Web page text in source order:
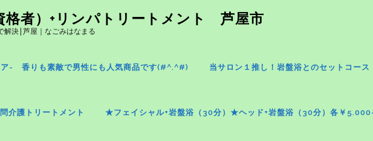
格者）+リンパトリートメント 芦屋市
解決|芦屋｜なごみはなまる
ア- 香りも素敵で男性にも人気商品です(#^.^#) 当サロン１推し！岩盤浴とのセットコー
介護トリートメント ★フェイシャル+岩盤浴（30分）★ヘッド+岩盤浴（30分）各￥